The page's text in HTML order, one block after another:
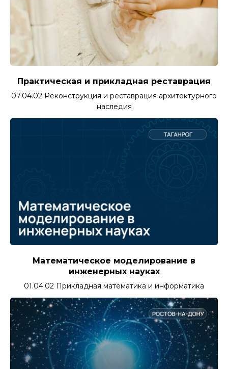
Практическая и прикладная реставрация
07.04.02 Реконструкция и реставрация архитектурного
наследия
Математическое моделирование в
инженерных науках
01.04.02 Прикладная математика и информатика